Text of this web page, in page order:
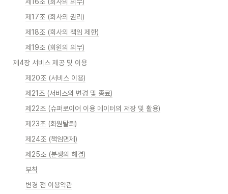
제17조 (회사의 권리)
제18조 (회사의 책임 제한)
제19조 (회원의 의무)
제4장 서비스 제공 및 이용
제20조 (서비스 이용)
제21조 (서비스의 변경 및 종료)
제22조 (슈퍼로이어 이용 데이터의 저장 및 활용)
제23조 (회원탈퇴)
제24조 (책임면제)
제25조 (분쟁의 해결)
부칙
변경 전 이용약관